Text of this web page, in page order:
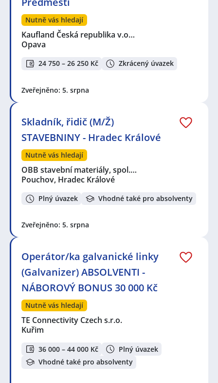
Nutně vás hledají
Kaufland Česká republika v.o…
Opava
24 750 – 26 250 Kč Zkrácený úvazek
Zveřejněno: 5. srpna
Skladník, řidič (M/Ž)
STAVEBNINY - Hradec Králové
Nutně vás hledají
OBB stavební materiály, spol.…
Pouchov, Hradec Králové
Plný úvazek Vhodné také pro absolventy
Zveřejněno: 5. srpna
Operátor/ka galvanické linky
(Galvanizer) ABSOLVENTI -
NÁBOROVÝ BONUS 30 000 Kč
Nutně vás hledají
TE Connectivity Czech s.r.o.
Kuřim
36 000 – 44 000 Kč
Plný úvazek
Vhodné také pro absolventy